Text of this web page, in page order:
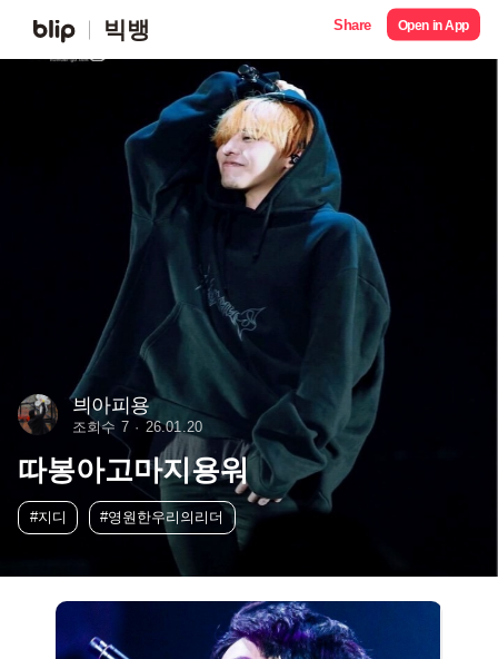
빅뱅 Share Open in App
븨아피용
조회수 7 26.01.20
따봉아고마지용워
#지디 #영원한우리의리더